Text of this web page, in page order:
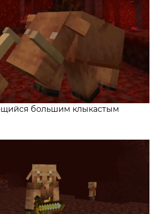
большим клыкастым